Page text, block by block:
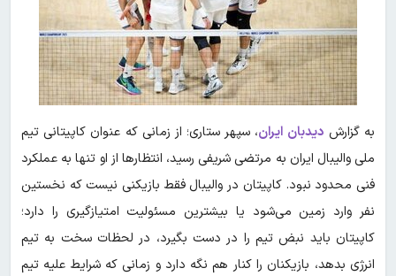
به گزارش دیدبان ایران، سپهر ستاری؛ از زمانی که عنوان کاپیتانی تیم
ملی والیبال ایران به مرتضی شریفی رسید، انتظارها از او تنها به عملکرد
فنی محدود نبود. کاپیتان در والیبال فقط بازیکنی نیست که نخستین
نفر وارد زمین می‌شود یا بیشترین مسئولیت امتیازگیری را دارد؛
کاپیتان باید نبض تیم را در دست بگیرد، در لحظات سخت به تیم
انرژی بدهد، بازیکنان را کنار هم نگه دارد و زمانی که شرایط علیه تیم